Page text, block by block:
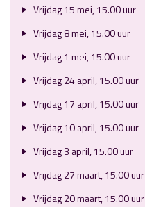
Vrijdag 15 mei, 15.00 uur
Vrijdag 8 mei, 15.00 uur
Vrijdag 1 mei, 15.00 uur
Vrijdag 24 april, 15.00 uur
Vrijdag 17 april, 15.00 uur
Vrijdag 10 april, 15.00 uur
Vrijdag 3 april, 15.00 uur
Vrijdag 27 maart, 15.00 uur
Vrijdag 20 maart, 15.00 uur